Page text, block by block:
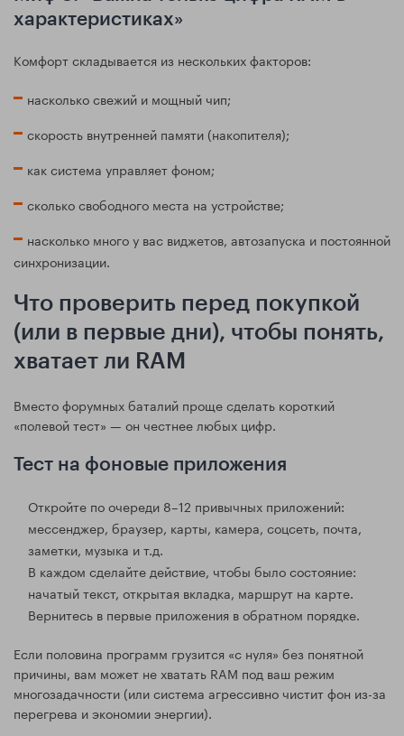
характеристиках»
Комфорт складывается из нескольких факторов:
насколько свежий и мощный чип;
скорость внутренней памяти (накопителя);
как система управляет фоном;
сколько свободного места на устройстве;
насколько много у вас виджетов, автозапуска и постоянной
синхронизации.
Что проверить перед покупкой
(или в первые дни), чтобы понять,
хватает ли RAM
Вместо форумных баталий проще сделать короткий
«полевой тест» — он честнее любых цифр.
Тест на фоновые приложения
Откройте по очереди 8–12 привычных приложений:
мессенджер, браузер, карты, камера, соцсеть, почта,
заметки, музыка и т.д.
В каждом сделайте действие, чтобы было состояние:
начатый текст, открытая вкладка, маршрут на карте.
Вернитесь в первые приложения в обратном порядке.
Если половина программ грузится «с нуля» без понятной
причины, вам может не хватать RAM под ваш режим
многозадачности (или система агрессивно чистит фон из-за
перегрева и экономии энергии).